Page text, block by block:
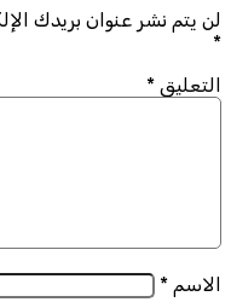
لن يتم نشر عنوان بريدك
*
التعليق *
الاسم *